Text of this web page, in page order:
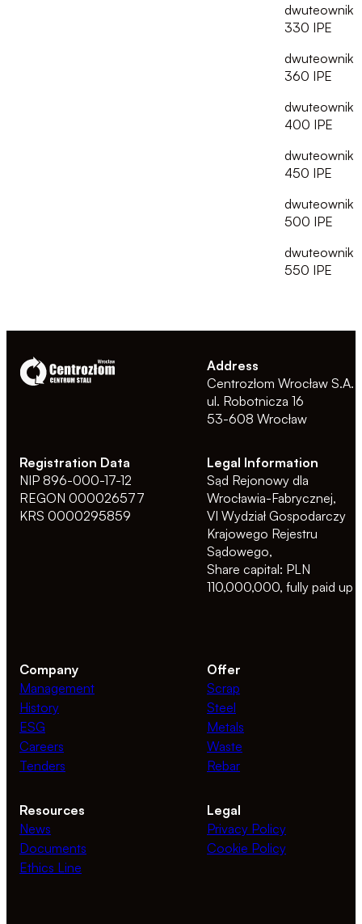
dwuteownik
330 IPE
dwuteownik
360 IPE
dwuteownik
400 IPE
dwuteownik
450 IPE
dwuteownik
500 IPE
dwuteownik
550 IPE
Address
Centrozłom Wrocław S.A.
ul. Robotnicza 16
53-608 Wrocław
Registration Data
NIP 896-000-17-12
REGON 000026577
KRS 0000295859
Legal Information
Sąd Rejonowy dla
Wrocławia-Fabrycznej,
VI Wydział Gospodarczy
Krajowego Rejestru
Sądowego,
Share capital: PLN
110,000,000, fully paid up
Company
Management
History
ESG
Careers
Tenders
Offer
Scrap
Steel
Metals
Waste
Rebar
Resources
News
Documents
Ethics Line
Legal
Privacy Policy
Cookie Policy